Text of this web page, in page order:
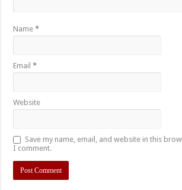
Name*
Email*
Website
Save my name, email, and website in this
I comment.